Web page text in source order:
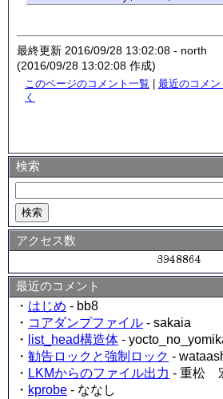
最終更新 2016/09/28 13:02:08 - north
(2016/09/28 13:02:08 作成)
このページのコメント一覧 最近のコメ
く
検索
アクセス数
最近のコメント
・ はじめ - bb8
・ コアダンプファイル - sakaia
・
list_head構造体 -
・ 勧告ロックと強制ロック -
・ LKMからのファイル出力 - 重松
・ kprobe - ななし